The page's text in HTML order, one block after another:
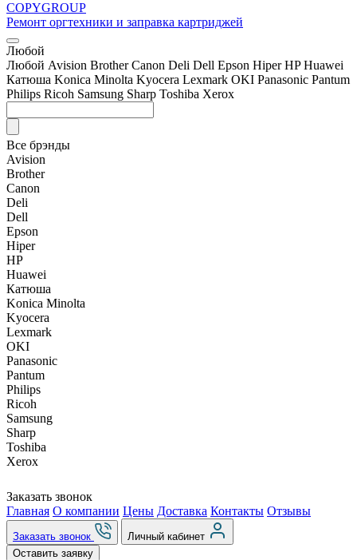
COPYGROUP
Ремонт оргтехники и заправка картриджей
Любой
Любой Avision Brother Canon Deli Dell Epson Hiper HP Huawei
Катюша Konica Minolta Kyocera Lexmark OKI Panasonic Pantum
Philips Ricoh Samsung Sharp Toshiba Xerox
Все брэнды
Avision
Brother
Canon
Deli
Dell
Epson
Hiper
HP
Huawei
Катюша
Konica Minolta
Kyocera
Lexmark
OKI
Panasonic
Pantum
Philips
Ricoh
Samsung
Sharp
Toshiba
Xerox
Заказать звонок
Главная О компании Цены Доставка Контакты Отзывы
Заказать звонок
Личный кабинет
Оставить заявку